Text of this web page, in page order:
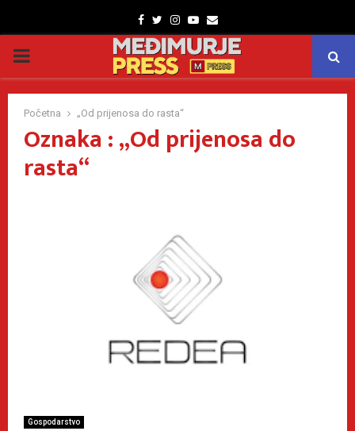
Facebook
TwitterInstagram
Youtube
Email
PRIMARY
MENU
Početna „Od prijenosa do rasta“
Oznaka : „Od prijenosa do
rasta“
Gospodarstvo